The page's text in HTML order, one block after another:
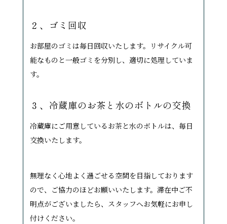
２、ゴミ回収
お部屋のゴミは毎日回収いたします。リサイクル可
能なものと一般ゴミを分別し、適切に処理していま
す。
３、冷蔵庫のお茶と水のボトルの交換
冷蔵庫にご用意しているお茶と水のボトルは、毎日
交換いたします。
無理なく心地よく過ごせる空間を目指しております
ので、ご協力のほどお願いいたします。滞在中ご不
明点がございましたら、スタッフへお気軽にお申し
付けください。